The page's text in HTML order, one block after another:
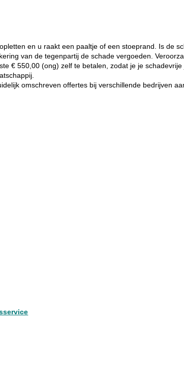
en u raakt een paaltje of een stoeprand. Is de
van de tegenpartij de schade vergoeden.
€ 550,00 (ong) zelf te betalen, zodat je je schadevrije
omschreven offertes bij verschillende bedrijven